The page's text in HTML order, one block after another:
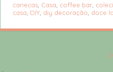
canecas Casa coffee bar
casa DIY diy decoração doce